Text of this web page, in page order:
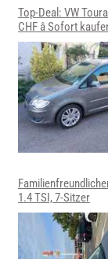
Top-Deal: VW
CHF â Sofort
1.4 TSI, 7-Sitzer